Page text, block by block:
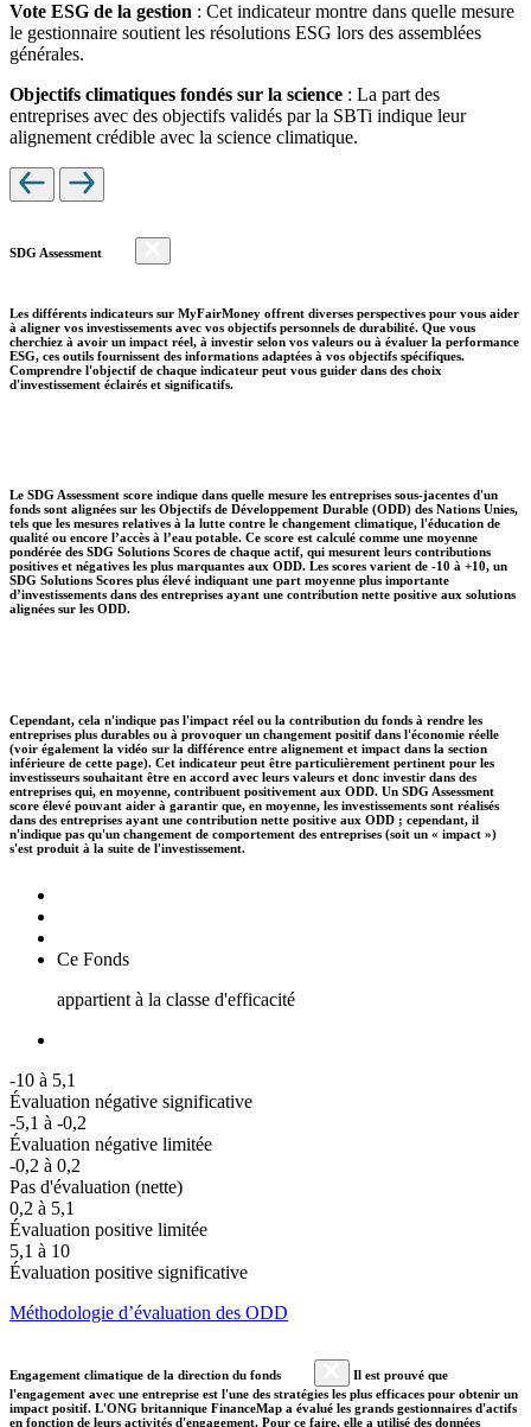
Vote ESG de la gestion : Cet indicateur montre dans quelle mesure
le gestionnaire soutient les résolutions ESG lors des assemblées
générales.
Objectifs climatiques fondés sur la science : La part des
entreprises avec des objectifs validés par la SBTi indique leur
alignement crédible avec la science climatique.
SDG Assessment
Les différents indicateurs sur MyFairMoney offrent diverses perspectives pour vous aider
à aligner vos investissements avec vos objectifs personnels de durabilité. Que vous
cherchiez à avoir un impact réel, à investir selon vos valeurs ou à évaluer la performance
ESG, ces outils fournissent des informations adaptées à vos objectifs spécifiques.
Comprendre l'objectif de chaque indicateur peut vous guider dans des choix
d'investissement éclairés et significatifs.
Le SDG Assessment score indique dans quelle mesure les entreprises sous-jacentes d'un
fonds sont alignées sur les Objectifs de Développement Durable (ODD) des Nations Unies,
tels que les mesures relatives à la lutte contre le changement climatique, l'éducation de
qualité ou encore l’accès à l’eau potable. Ce score est calculé comme une moyenne
pondérée des SDG Solutions Scores de chaque actif, qui mesurent leurs contributions
positives et négatives les plus marquantes aux ODD. Les scores varient de -10 à +10, un
SDG Solutions Scores plus élevé indiquant une part moyenne plus importante
d’investissements dans des entreprises ayant une contribution nette positive aux solutions
alignées sur les ODD.
Cependant, cela n'indique pas l'impact réel ou la contribution du fonds à rendre les
entreprises plus durables ou à provoquer un changement positif dans l'économie réelle
(voir également la vidéo sur la différence entre alignement et impact dans la section
inférieure de cette page). Cet indicateur peut être particulièrement pertinent pour les
investisseurs souhaitant être en accord avec leurs valeurs et donc investir dans des
entreprises qui, en moyenne, contribuent positivement aux ODD. Un SDG Assessment
score élevé pouvant aider à garantir que, en moyenne, les investissements sont réalisés
dans des entreprises ayant une contribution nette positive aux ODD ; cependant, il
n'indique pas qu'un changement de comportement des entreprises (soit un « impact »)
s'est produit à la suite de l'investissement.
Ce Fonds
appartient à la classe d'efficacité
-10 à 5,1
Évaluation négative significative
-5,1 à -0,2
Évaluation négative limitée
-0,2 à 0,2
Pas d'évaluation (nette)
0,2 à 5,1
Évaluation positive limitée
5,1 à 10
Évaluation positive significative
Méthodologie d’évaluation des ODD
Engagement climatique de la direction du fonds
Il est prouvé que
l'engagement avec une entreprise est l'une des stratégies les plus efficaces pour obtenir un
impact positif. L'ONG britannique FinanceMap a évalué les grands gestionnaires d'actifs
en fonction de leurs activités d'engagement. Pour ce faire, elle a utilisé des données